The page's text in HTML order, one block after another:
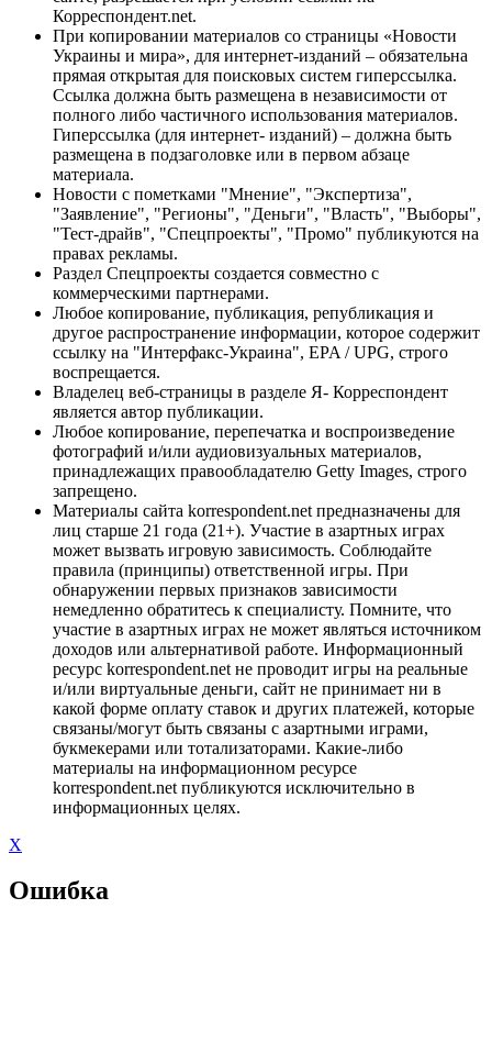
Корреспондент.net.
При копировании материалов со страницы «Новости
Украины и мира», для интернет-изданий – обязательна
прямая открытая для поисковых систем гиперссылка.
Ссылка должна быть размещена в независимости от
полного либо частичного использования материалов.
Гиперссылка (для интернет- изданий) – должна быть
размещена в подзаголовке или в первом абзаце
материала.
Новости с пометками "Мнение", "Экспертиза",
"Заявление", "Регионы", "Деньги", "Власть", "Выборы",
"Тест-драйв", "Спецпроекты", "Промо" публикуются на
правах рекламы.
Раздел Спецпроекты создается совместно с
коммерческими партнерами.
Любое копирование, публикация, републикация и
другое распространение информации, которое содержит
ссылку на "Интерфакс-Украина", EPA / UPG, строго
воспрещается.
Владелец веб-страницы в разделе Я- Корреспондент
является автор публикации.
Любое копирование, перепечатка и воспроизведение
фотографий и/или аудиовизуальных материалов,
принадлежащих правообладателю Getty Images, строго
запрещено.
Материалы сайта korrespondent.net предназначены для
лиц старше 21 года (21+). Участие в азартных играх
может вызвать игровую зависимость. Соблюдайте
правила (принципы) ответственной игры. При
обнаружении первых признаков зависимости
немедленно обратитесь к специалисту. Помните, что
участие в азартных играх не может являться источником
доходов или альтернативой работе. Информационный
ресурс korrespondent.net не проводит игры на реальные
и/или виртуальные деньги, сайт не принимает ни в
какой форме оплату ставок и других платежей, которые
связаны/могут быть связаны с азартными играми,
букмекерами или тотализаторами. Какие-либо
материалы на информационном ресурсе
korrespondent.net публикуются исключительно в
информационных целях.
X
Ошибка